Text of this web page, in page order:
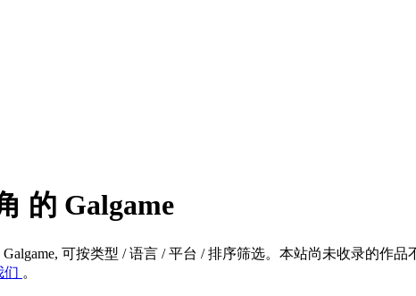
的 Galgame
可按类型 / 语言 / 平台 / 排序筛选。本站尚未收录的作品
们 。